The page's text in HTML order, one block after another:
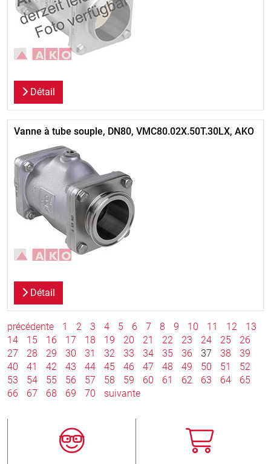
Détail
Vanne à tube souple, DN80, VMC80.02X.50T.30LX, AKO
Détail
précédente 1 2 3 4 5 6 7 8 9 10 11 12
13
14
15 16 17 18 19 20 21 22 23 24 25
26
27
28 29 30 31 32 33 34 35 36 37 38
39
40
41 42 43 44 45 46 47 48 49 50 51
52
53
54 55 56 57 58 59 60 61 62 63 64
65
66
67 68 69 70 suivante